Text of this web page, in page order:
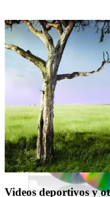
Videos deportivos y